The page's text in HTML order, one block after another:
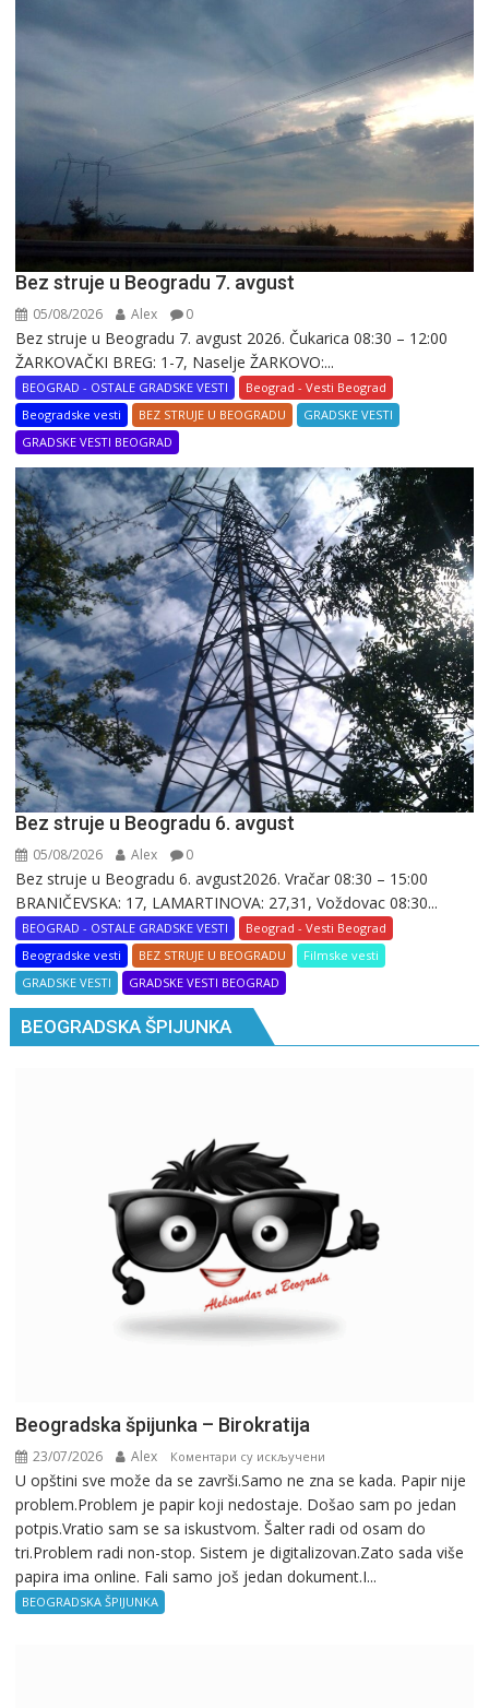
Bez struje u Beogradu 7. avgust
05/08/2026 Alex 0
Bez struje u Beogradu 7. avgust 2026. Čukarica 08:30 – 12:00
ŽARKOVAČKI BREG: 1-7, Naselje ŽARKOVO:...
BEOGRAD - OSTALE GRADSKE VESTI
Beograd - Vesti Beograd
Beogradske vesti
BEZ STRUJE U BEOGRADU
GRADSKE VESTI
GRADSKE VESTI BEOGRAD
Bez struje u Beogradu 6. avgust
05/08/2026 Alex 0
Bez struje u Beogradu 6. avgust2026. Vračar 08:30 – 15:00
BRANIČEVSKA: 17, LAMARTINOVA: 27,31, Voždovac 08:30...
BEOGRAD - OSTALE GRADSKE VESTI
Beograd - Vesti Beograd
Beogradske vesti
BEZ STRUJE U BEOGRADU
Filmske vesti
GRADSKE VESTI
GRADSKE VESTI BEOGRAD
BEOGRADSKA ŠPIJUNKA
Beogradska špijunka – Birokratija
23/07/2026 Alex Коментари су искључени
Beogradska
špijunka
–
Birokratija
U opštini sve može da se završi.Samo ne zna se kada. Papir nije
problem.Problem je papir koji nedostaje. Došao sam po jedan
potpis.Vratio sam se sa iskustvom. Šalter radi od osam do
tri.Problem radi non-stop. Sistem je digitalizovan.Zato sada više
papira ima online. Fali samo još jedan dokument.I...
BEOGRADSKA ŠPIJUNKA